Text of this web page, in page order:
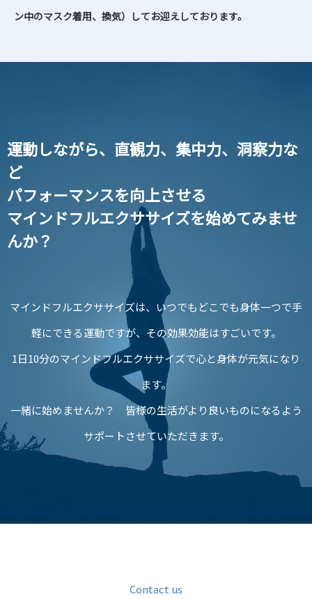
ン中のマスク着用、換気）してお迎えしております。
運動しながら、直観力、集中力、洞察力な
ど
パフォーマンスを向上させる
マインドフルエクササイズを始めてみませ
んか？
マインドフルエクササイズは、いつでもどこでも身体一つで手
軽にできる運動ですが、その効果効能はすごいです。
1日10分のマインドフルエクササイズで心と身体が元気になり
ます。
一緒に始めませんか？ 皆様の生活がより良いものになるよう
サポートさせていただきます。
Contact us